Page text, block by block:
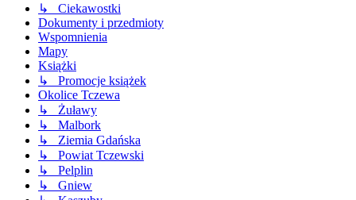
↳ Ciekawostki
Dokumenty i przedmioty
Wspomnienia
Mapy
Książki
↳ Promocje książek
Okolice Tczewa
↳ Żuławy
↳ Malbork
↳ Ziemia Gdańska
↳ Powiat Tczewski
↳ Pelplin
↳ Gniew